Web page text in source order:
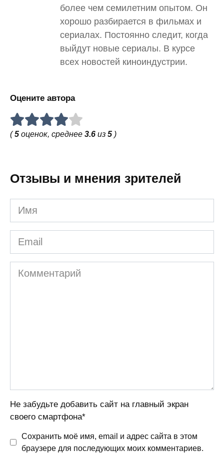
более чем семилетним опытом. Он
хорошо разбирается в фильмах и
сериалах. Постоянно следит, когда
выйдут новые сериалы. В курсе
всех новостей киноиндустрии.
Оцените автора
(5 оценок, среднее 3.6 из 5 )
Отзывы и мнения зрителей
Имя
Email
Комментарий
Не забудьте добавить сайт на главный экран
своего смартфона*
Сохранить моё имя, email и адрес сайта в этом
браузере для последующих моих комментариев.